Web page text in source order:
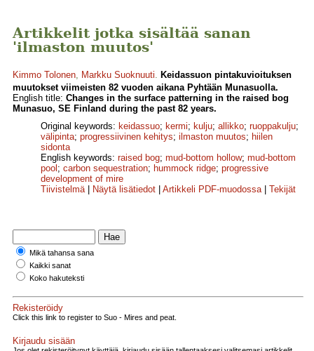
Artikkelit jotka sisältää sanan
'ilmaston muutos'
Kimmo Tolonen, Markku Suoknuuti. Keidassuon pintakuvioituksen
muutokset viimeisten 82 vuoden aikana Pyhtään Munasuolla.
English title: Changes in the surface patterning in the raised bog
Munasuo, SE Finland during the past 82 years.
Original keywords: keidassuo; kermi; kulju; allikko; ruoppakulju;
välipinta; progressiivinen kehitys; ilmaston muutos; hiilen
sidonta
English keywords: raised bog; mud-bottom hollow; mud-bottom
pool ; carbon sequestration; hummock ridge; progressive
development of mire
Tiivistelmä| Näytä lisätiedot Artikkeli PDF-muodossa| Tekijät
Mikä tahansa sana
Kaikki sanat
Koko hakuteksti
Rekisteröidy
Click this link to register to Suo - Mires and peat.
Kirjaudu sisään